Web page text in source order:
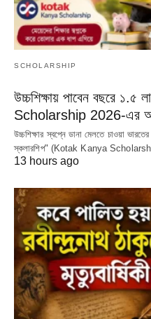
SCHOLARSHIP
উচ্চশিক্ষায় পাবেন বছরে
Scholarship 2026-এর
উচ্চশিক্ষার স্বপ্নে ডানা মেলতে চাওয়া
স্কলারশিপ" (Kotak Kanya
13 hours ago